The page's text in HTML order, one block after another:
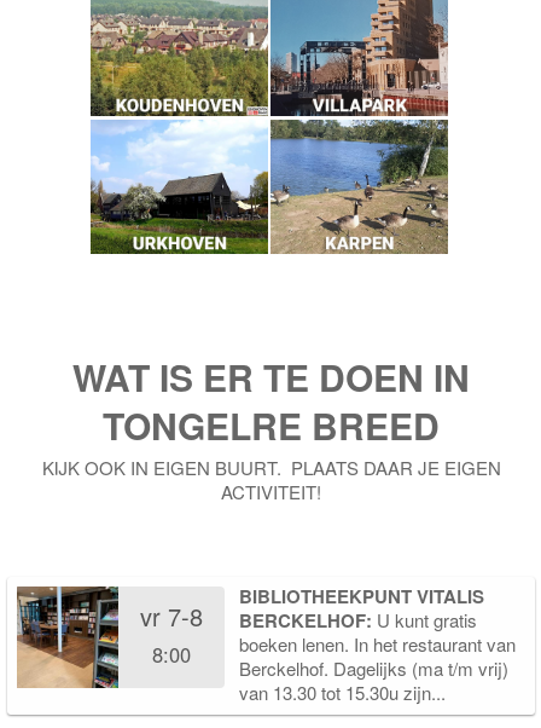
WAT IS ER TE DOEN IN
TONGELRE BREED
KIJK OOK IN EIGEN BUURT. PLAATS DAAR JE EIGEN
ACTIVITEIT!
vr 7-8
8:00
BIBLIOTHEEKPUNT VITALIS
BERCKELHOF: U kunt gratis
boeken lenen. In het restaurant van
Berckelhof. Dagelijks (ma t/m vrij)
van 13.30 tot 15.30u zijn...